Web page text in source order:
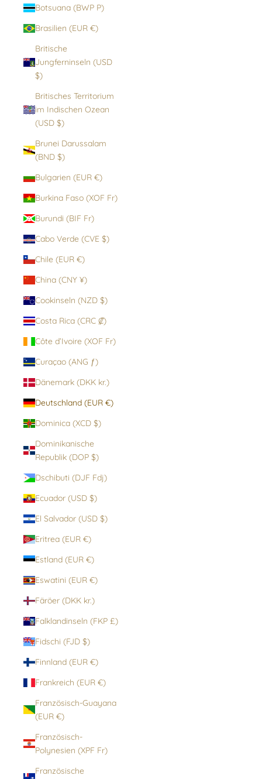
Botsuana (BWP P)
Brasilien (EUR €)
Britische
Jungferninseln (USD
$)
Britisches Territorium
im Indischen Ozean
(USD $)
Brunei Darussalam
(BND $)
Bulgarien (EUR €)
Burkina Faso (XOF Fr)
Burundi (BIF Fr)
Cabo Verde (CVE $)
Chile (EUR €)
China (CNY ¥)
Cookinseln (NZD $)
Costa Rica (CRC ₡)
Côte d’Ivoire (XOF Fr)
Curaçao (ANG ƒ)
Dänemark (DKK kr.)
Deutschland (EUR €)
Dominica (XCD $)
Dominikanische
Republik (DOP $)
Dschibuti (DJF Fdj)
Ecuador (USD $)
El Salvador (USD $)
Eritrea (EUR €)
Estland (EUR €)
Eswatini (EUR €)
Färöer (DKK kr.)
Falklandinseln (FKP £)
Fidschi (FJD $)
Finnland (EUR €)
Frankreich (EUR €)
Französisch-Guayana
(EUR €)
Französisch-
Polynesien (XPF Fr)
Französische